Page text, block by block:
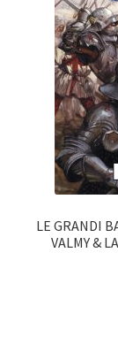
LE GRANDI
VALMY &